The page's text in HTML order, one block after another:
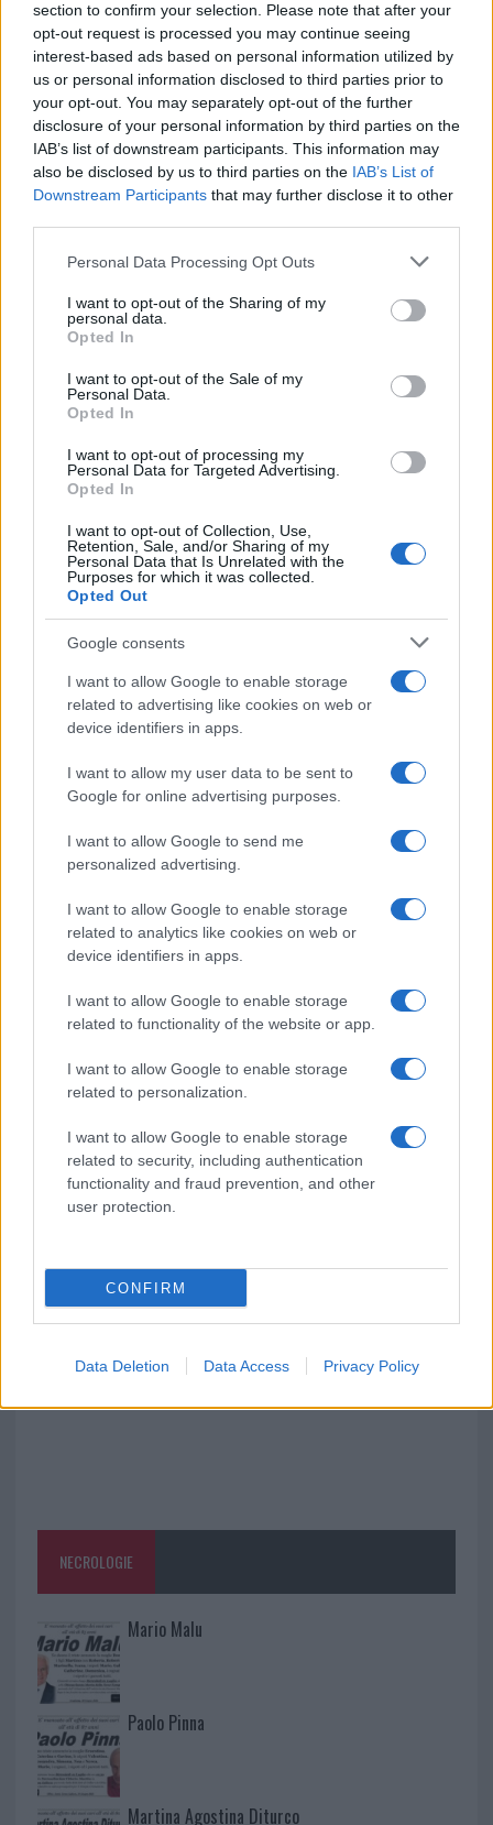
section to confirm your selection. Please note that after your
opt-out request is processed you may continue seeing
interest-based ads based on personal information utilized by
us or personal information disclosed to third parties prior to
your opt-out. You may separately opt-out of the further
disclosure of your personal information by third parties on the
IAB’s list of downstream participants. This information may
also be disclosed by us to third parties on the IAB’s List of
Downstream Participants that may further disclose it to other
Please note that this website/app uses one or more Google
not limited to your visit or usage behaviour. You may click to
grant or deny consent to Google and its third-party tags to
use your data for below specified purposes in below Google
consent section.
Personal Data Processing Opt Outs
I want to opt-out of the Sharing of my
personal data.
Opted In
I want to opt-out of the Sale of my
Personal Data.
Opted In
I want to opt-out of processing my
Personal Data for Targeted Advertising.
Opted In
I want to opt-out of Collection, Use,
Retention, Sale, and/or Sharing of my
Personal Data that Is Unrelated with the
Purposes for which it was collected.
Opted Out
Google consents
I want to allow Google to enable storage
related to advertising like cookies on web or
device identifiers in apps.
I want to allow my user data to be sent to
Google for online advertising purposes.
I want to allow Google to send me
personalized advertising.
I want to allow Google to enable storage
related to analytics like cookies on web or
device identifiers in apps.
I want to allow Google to enable storage
related to functionality of the website or app.
I want to allow Google to enable storage
related to personalization.
I want to allow Google to enable storage
related to security, including authentication
functionality and fraud prevention, and other
user protection.
CONFIRM
Data Deletion Data Access Privacy Policy
Inviaci le tue segnalazioni,
i tuoi video e le tue foto
Su WhatsApp al numero +39
345 356 7512
daGoogle News
Condividi l'articolo
F
a
ce
b
o
o
k
T
w
it
te
r
n
re
st
h
s
A
p
h
re
Prossimo articolo
NOTIZIE RECENTI
Incendio nella notte a Olbia, a fuoco due furgoni
A fuoco un deposito con bombole, intervento dei
Ristorante distrutto dalle fiamme a La
Maddalena, incendio a Monti d’à rena
Le previsioni meteo per il weekend a Olbia e in
Gallura
Michelle Hunziker in Gallura, bella anche dal
vivo: un amico vip svela come fa
Calangianus, dopo le polemiche il centro
accoglienza minori chiude
esplode la protesta
NECROLOGIE
Mario Malu
Paolo Pinna
Martina Agostina Diturco